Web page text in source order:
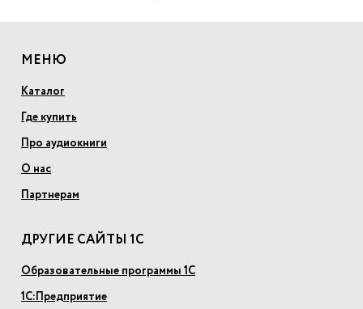
МЕНЮ
Каталог
Где купить
Про аудиокниги
О нас
Партнерам
ДРУГИЕ САЙТЫ 1С
Образовательные программы 1С
1С:Предприятие